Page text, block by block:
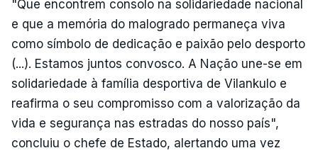
"Que encontrem consolo na solidariedade nacional
e que a memória do malogrado permaneça viva
como símbolo de dedicação e paixão pelo desporto
(...). Estamos juntos convosco. A Nação une-se em
solidariedade à família desportiva de Vilankulo e
reafirma o seu compromisso com a valorização da
vida e segurança nas estradas do nosso país",
concluiu o chefe de Estado, alertando uma vez